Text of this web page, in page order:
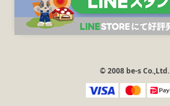
© 2008 be-s Co.,Ltd.